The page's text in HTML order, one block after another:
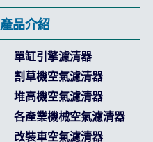
產品介紹
單缸引擎濾清器
割草機空氣濾清器
堆高機空氣濾清器
各產業機械空氣濾清器
改裝車空氣濾清器